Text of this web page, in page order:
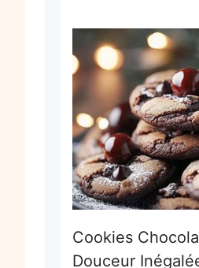
Cookies
Douceur